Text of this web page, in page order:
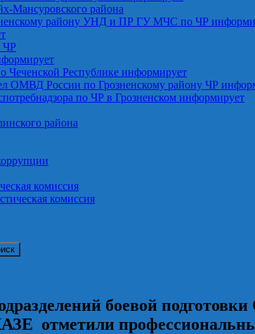
Мансуровского района
району УНД и ПР ГУ МЧС по ЧР
ЧР
Чеченской Республике информирует
ОМВД России по Грозненскому району ЧР
по ЧР в Грозненском информирует
района
комиссия
комиссия
боевой
отметили